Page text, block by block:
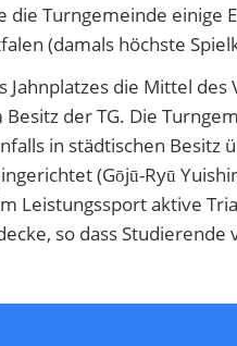
die Turngemeinde einige
(damals höchste
Jahnplatzes die Mittel
der TG. Die
in städtischen
(Gōjū-Ryū
Leistungssport aktive
so dass